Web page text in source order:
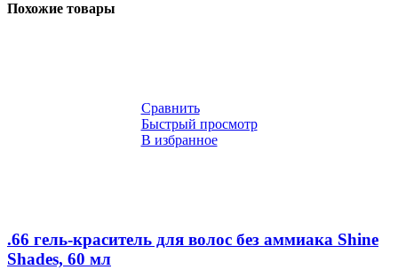
Похожие товары
Сравнить
Быстрый просмотр
В избранное
.66 гель-краситель для волос без аммиака Shine
Shades, 60 мл